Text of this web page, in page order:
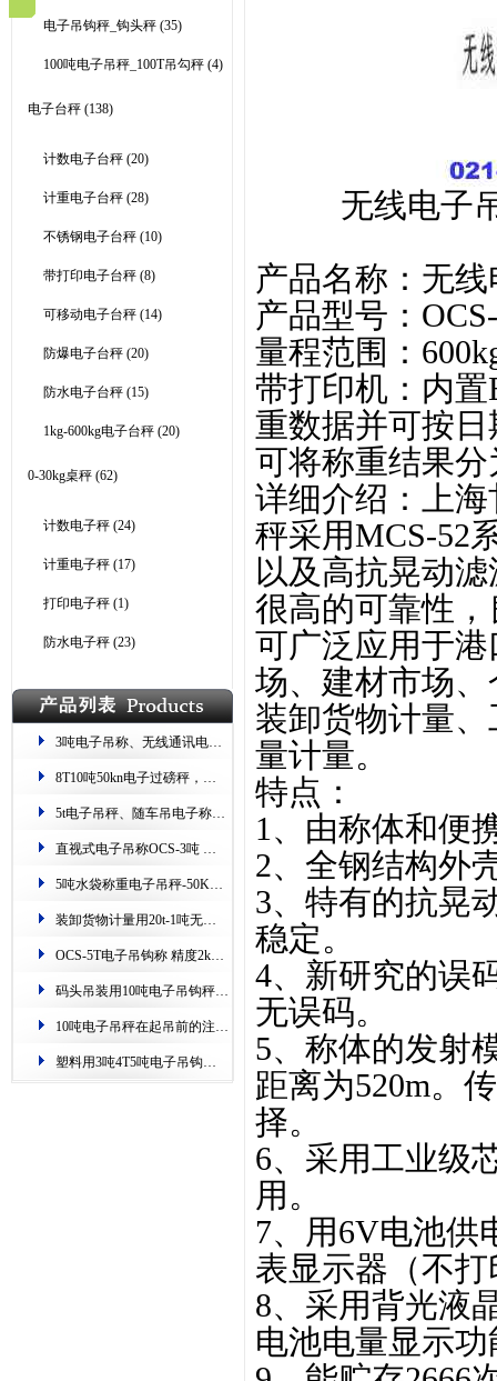
电子吊钩秤_钩头秤 (35)
100吨电子吊秤_100T吊勾秤 (4)
电子台秤 (138)
计数电子台秤 (20)
计重电子台秤 (28)
不锈钢电子台秤 (10)
带打印电子台秤 (8)
可移动电子台秤 (14)
防爆电子台秤 (20)
防水电子台秤 (15)
1kg-600kg电子台秤 (20)
0-30kg桌秤 (62)
计数电子秤 (24)
计重电子秤 (17)
打印电子秤 (1)
防水电子秤 (23)
3吨电子吊称、无线通讯电子吊秤、留重留数15t过磅秤
8T10吨50kn电子过磅秤，电站用50kn吊挂称
5t电子吊秤、随车吊电子称重器、吊车用10吨挂钩秤
直视式电子吊称OCS-3吨 带吊具 检测证书
5吨水袋称重电子吊秤-50KN无线数传钩秤
装卸货物计量用20t-1吨无线带打印电子吊秤
OCS-5T电子吊钩称 精度2kg防锈防碰
码头吊装用10吨电子吊钩秤.过载自动保护
10吨电子吊秤在起吊前的注意事项.安全提示
塑料用3吨4T5吨电子吊钩秤.称重准,零误差
无线电子
产品名称：无
产品型号：
量程范围：
带打印机：内
重数据并可按
可将称重结果
详细介绍：
上
秤采用MCS-52
以及高抗晃动
很高的可靠性
可广泛应用于
场、建材市场
装卸货物计量
量计量。
特点：
1、由称体和便
2、全钢结构外
3、特有的抗晃
稳定。
4、新研究的误
无误码。
5、称体的发射
距离为520m。
择。
6、采用工业级
用。
7、用6V电池供
表显示器（不
8、采用背光液
电池电量显示